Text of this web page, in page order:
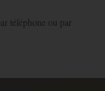
téléphone ou par